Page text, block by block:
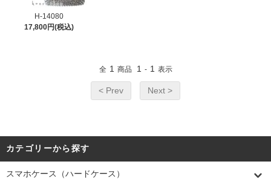
H-14080
17,800円(税込)
全 1 商品 1 - 1 表示
< Prev Next >
カテゴリーから探す
スマホケース（ハードケース）